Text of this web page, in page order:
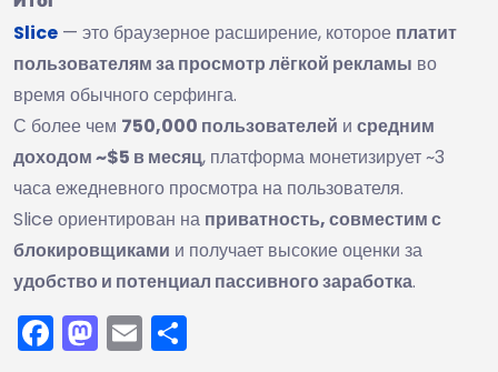
Slice — это браузерное расширение, которое платит
пользователям за просмотр лёгкой рекламы во
время обычного серфинга.
С более чем 750,000 пользователей и средним
доходом ~$5 в месяц, платформа монетизирует ~3
часа ежедневного просмотра на пользователя.
Slice ориентирован на приватность, совместим с
блокировщиками и получает высокие оценки за
удобство и потенциал пассивного заработка.
Facebook
Mastodon
Email